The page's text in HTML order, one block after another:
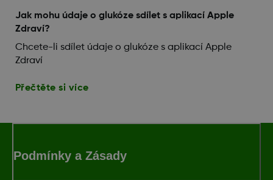
Jak mohu údaje o glukóze sdílet s aplikací Apple
Zdraví?
Chcete-li sdílet údaje o glukóze s aplikací Apple
Zdraví
Přečtěte si více
Podmínky a Zásady